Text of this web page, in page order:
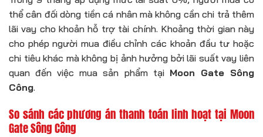
thể cân đối dòng tiền cá nhân mà không cần chi trả thêm
lãi vay cho khoản hỗ trợ tài chính. Khoảng thời gian này
cho phép người mua điều chỉnh các khoản đầu tư hoặc
chi tiêu khác mà không bị ảnh hưởng bởi lãi suất vay liên
quan đến việc mua sản phẩm tại Moon Gate Sông
Công.
So sánh các phương án thanh toán linh hoạt tại Moon
Gate Sông Công